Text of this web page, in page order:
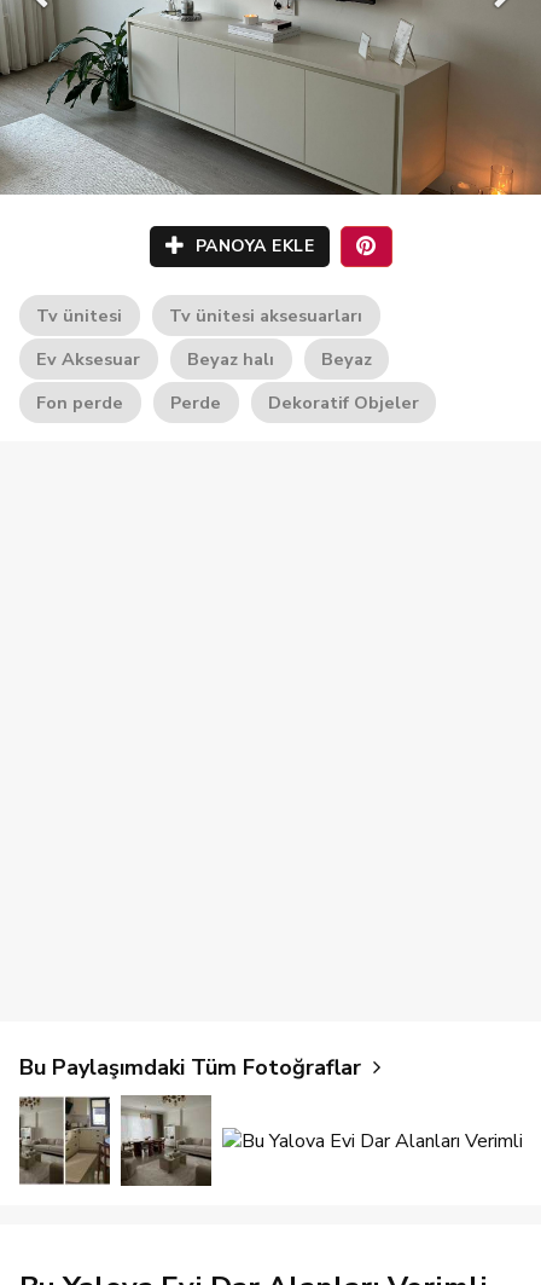
PANOYA EKLE
Tv ünitesi
Tv ünitesi aksesuarları
Ev Aksesuar
Beyaz halı
Beyaz
Fon perde
Perde Dekoratif Objeler
Bu Paylaşımdaki Tüm Fotoğraflar